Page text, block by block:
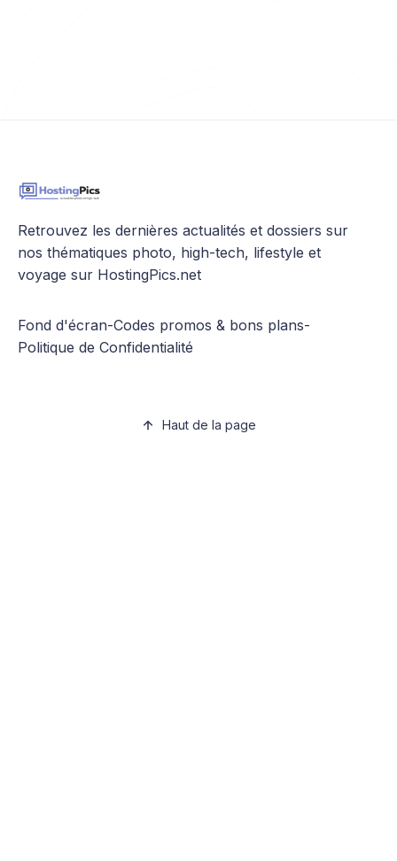
Retrouvez les dernières actualités et dossiers sur
nos thématiques photo, high-tech, lifestyle et
voyage sur HostingPics.net
Fond d'écran-Codes promos & bons plans-
Politique de Confidentialité
Haut de la page